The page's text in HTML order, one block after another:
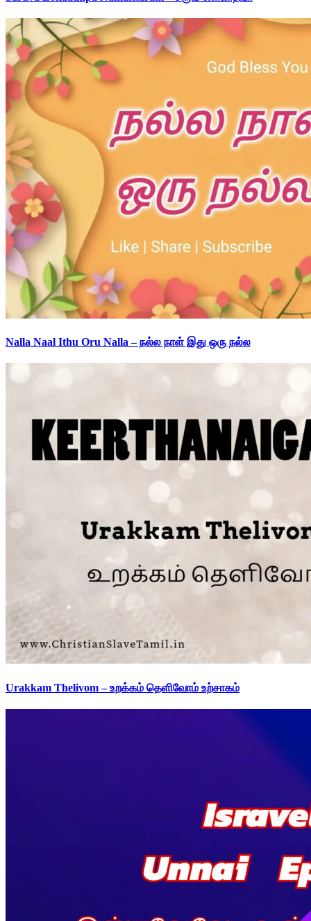
Nalla Naal Ithu Oru Nalla – நல்ல நாள் இது ஒரு நல்ல
Urakkam Thelivom – உறக்கம் தெளிவோம் உற்சாகம்